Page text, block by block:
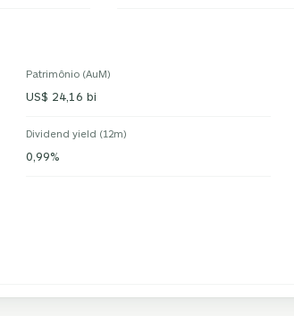
Patrimônio (AuM)
US$ 24,16 bi
Dividend yield (12m)
0,99%